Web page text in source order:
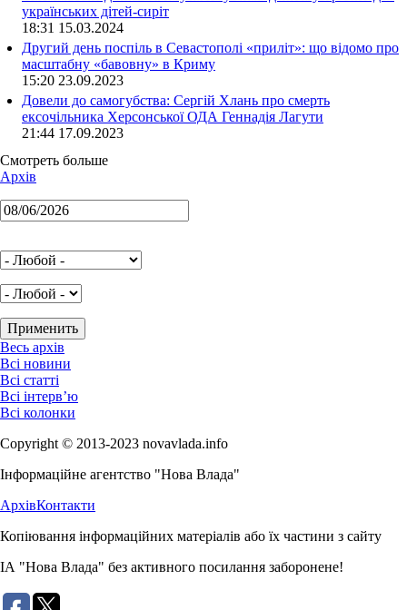
українських дітей-сиріт
18:31 15.03.2024
Другий день поспіль в Севастополі «приліт»: що відомо про
масштабну «бавовну» в Криму
15:20 23.09.2023
Довели до самогубства: Сергій Хлань про смерть
ексочільника Херсонської ОДА Геннадія Лагути
21:44 17.09.2023
Смотреть больше
Архів
Весь архів
Всі новини
Всі статті
Всі інтерв’ю
Всі колонки
Copyright © 2013-2023 novavlada.info
Інформаційне агентство "Нова Влада"
АрхівКонтакти
Копіювання інформаційних матеріалів або їх частини з сайту
ІА "Нова Влада" без активного посилання заборонене!